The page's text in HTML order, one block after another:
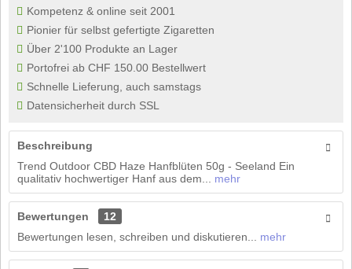
Kompetenz & online seit 2001
Pionier für selbst gefertigte Zigaretten
Über 2'100 Produkte an Lager
Portofrei ab CHF 150.00 Bestellwert
Schnelle Lieferung, auch samstags
Datensicherheit durch SSL
Beschreibung
Trend Outdoor CBD Haze Hanfblüten 50g - Seeland Ein
qualitativ hochwertiger Hanf aus dem...
mehr
Bewertungen
12
Bewertungen lesen, schreiben und diskutieren...
mehr